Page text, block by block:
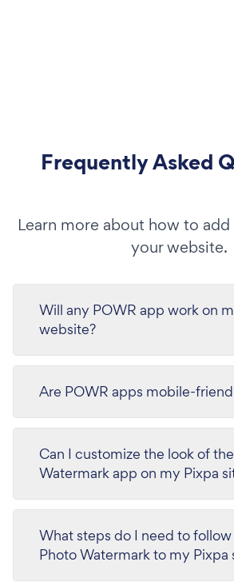
Frequently Asked
Learn more about how to
your website.
Will any POWR app work on
website?
Are POWR apps mobile-
Can I customize the look of
Watermark app on my Pixpa
What steps do I need to
Photo Watermark to my Pixpa